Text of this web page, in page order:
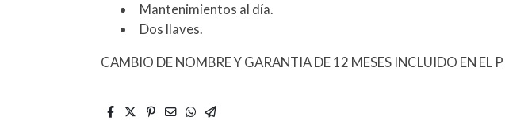
Mantenimientos al día.
Dos llaves.
CAMBIO DE NOMBRE Y GARANTIA DE 12 MESES INCLUIDO EN EL